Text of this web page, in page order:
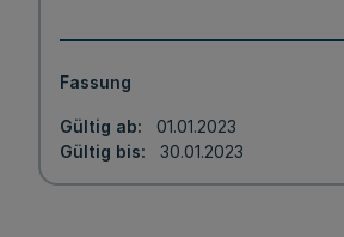
Fassung
Gültig ab
01.01.2023
Gültig bis
30.01.2023